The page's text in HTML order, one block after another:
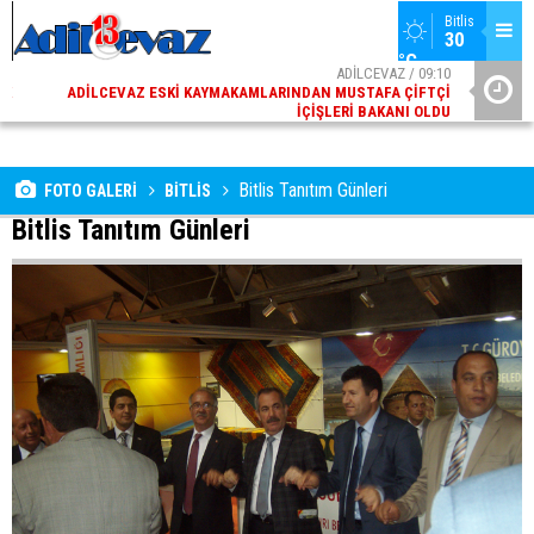
Bitlis
30
°C
ADİLCEVAZ / 12:00
ADILCEVAZ'DA KUDUZ VAKASI TESPIT EDILEN KÖY,
KARANTINAYA ALINDI
FOTO GALERİ BİTLİS Bitlis Tanıtım Günleri
Bitlis Tanıtım Günleri